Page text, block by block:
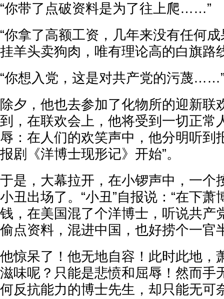
“你带了点破资料是为了往上爬……”
“你拿了高额工资，几年来没有任何
挂羊头卖狗肉，唯有理论高的白旗
“你想入党，这是对共产党的污蔑
除夕，他也去参加了化物所的迎新联
到，在联欢会上，他将受到一切正常
辱：在人们的欢笑声中，他分明听到
报剧《洋博士现形记》开始”。
于是，大幕拉开，在小锣声中，一个
小丑出场了。“小丑”自报说：“在下
钱，在美国混了个洋博士，听说共产
偷点资料，混进中国，也好捞个一
他惊呆了！他无地自容！此时此地，
滋味呢？只能是悲愤和屈辱！然而手
何反抗能力的博士先生，却只能无可